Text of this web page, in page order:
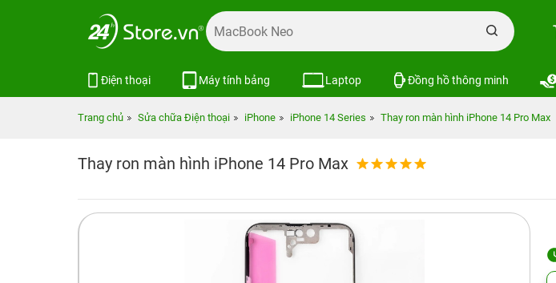
Điện thoại Máy tính bảng Laptop Đồng hồ thông minh
Trang chủ Sửa chữa Điện thoại iPhone iPhone 14 Series Thay ron màn hình iPhone 14 Pro Max
Thay ron màn hình iPhone 14 Pro Max